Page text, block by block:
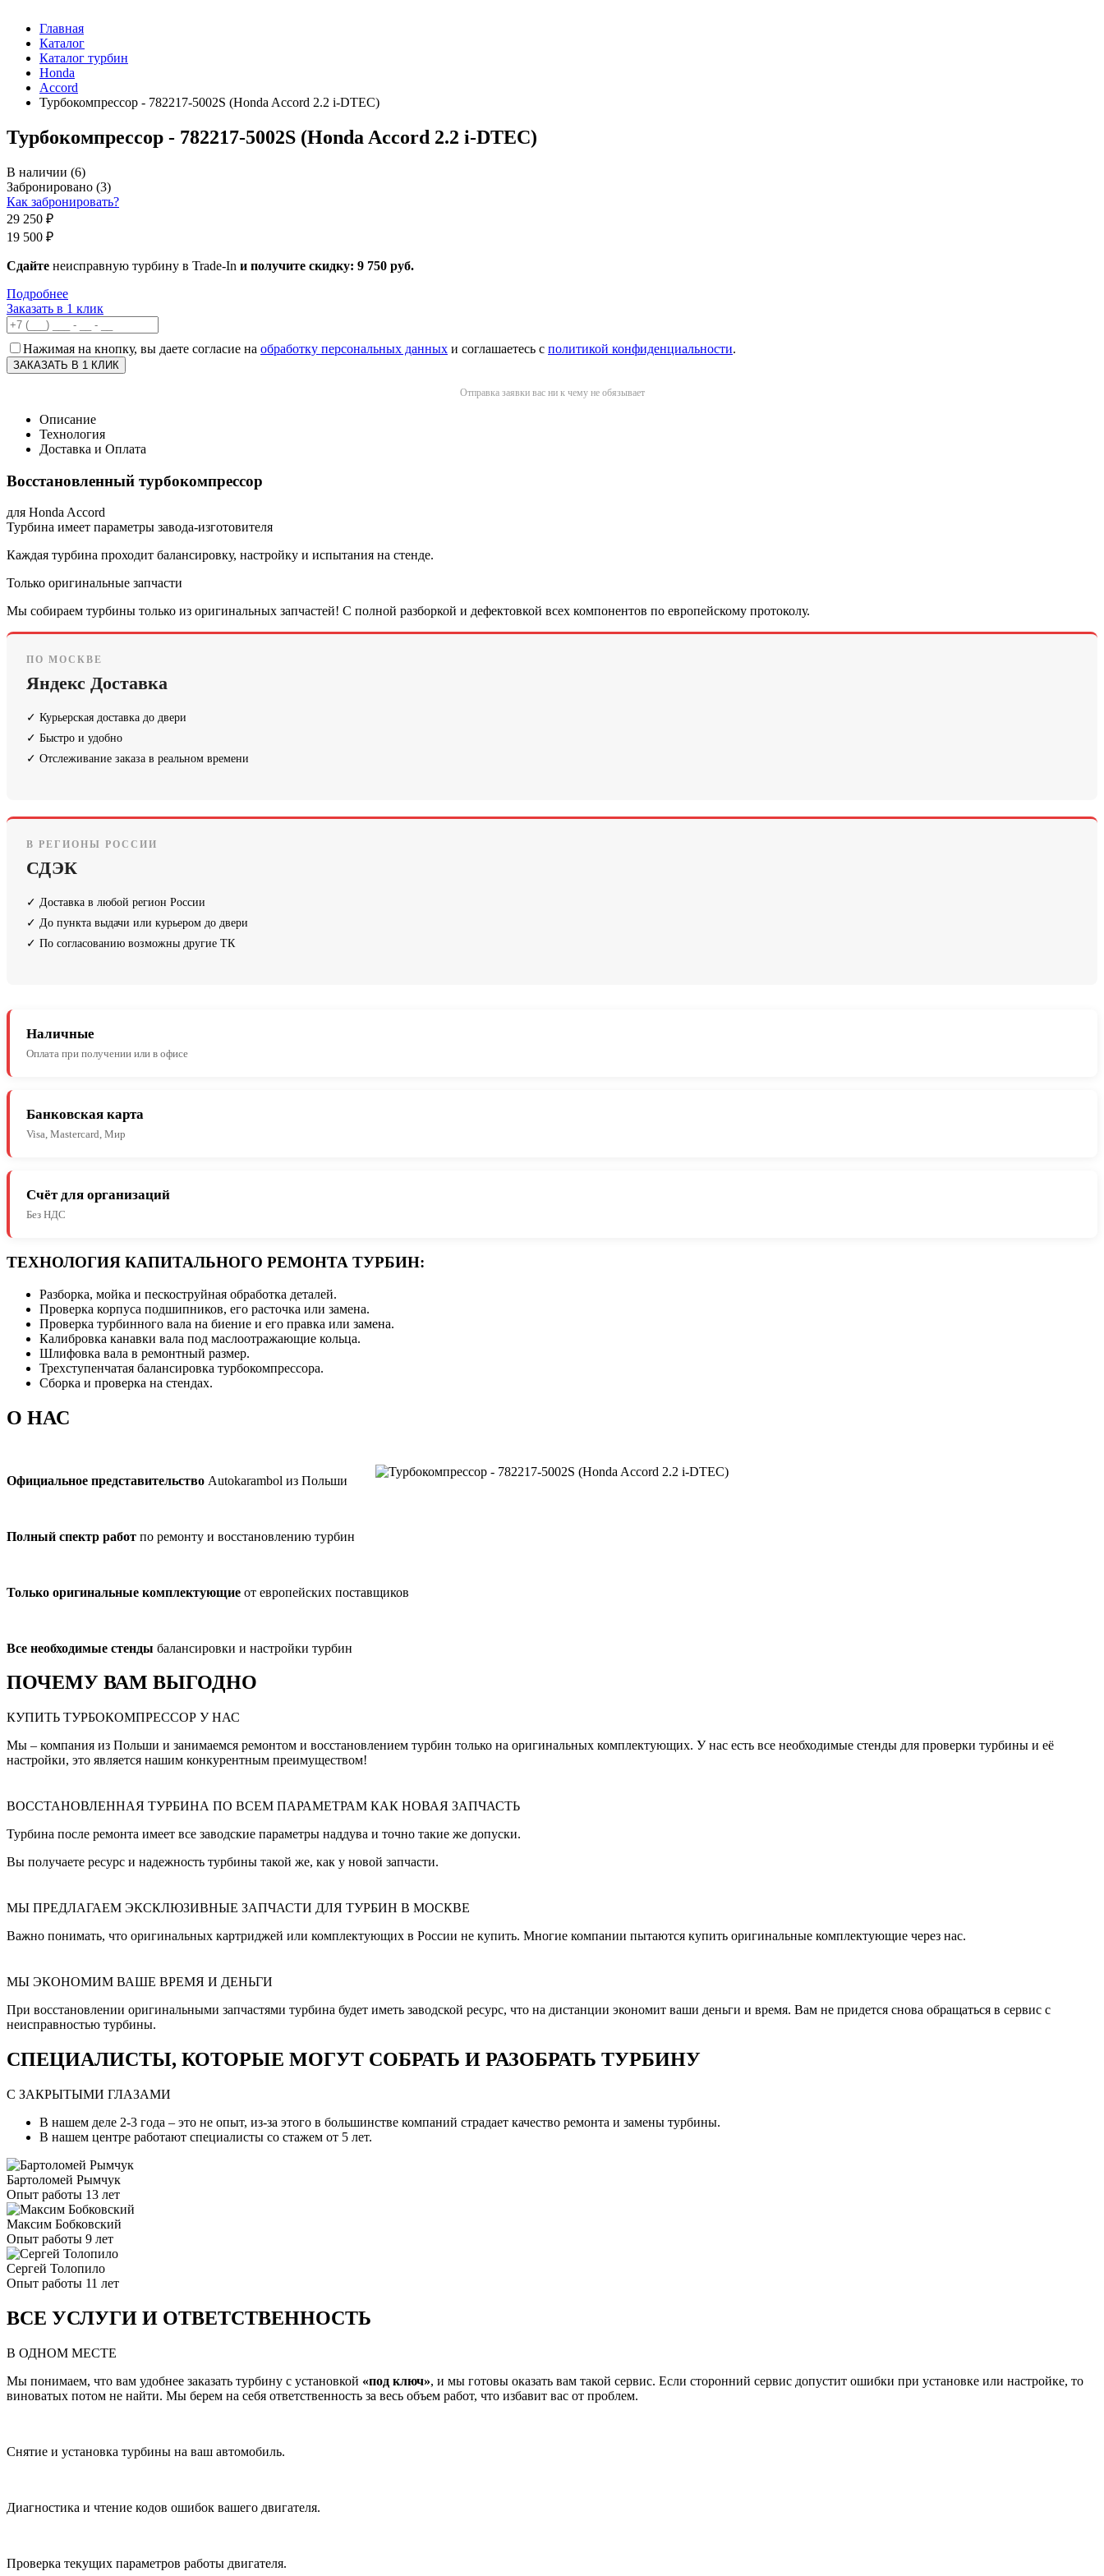
Главная
Каталог
Каталог турбин
Honda
Accord
Турбокомпрессор - 782217-5002S (Honda Accord 2.2 i-DTEC)
Турбокомпрессор - 782217-5002S (Honda Accord 2.2 i-DTEC)
В наличии (6)
Забронировано (3)
Как забронировать?
29 250 ₽
19 500 ₽
Сдайте неисправную турбину в Trade-In и получите скидку: 9 750 руб.
Подробнее
Заказать в 1 клик
Нажимая на кнопку, вы даете согласие на обработку персональных данных и соглашаетесь с политикой конфиденциальности.
Отправка заявки вас ни к чему не обязывает
Описание
Технология
Доставка и Оплата
Восстановленный турбокомпрессор
для Honda Accord
Турбина имеет параметры завода-изготовителя
Каждая турбина проходит балансировку, настройку и испытания на стенде.
Только оригинальные запчасти
Мы собираем турбины только из оригинальных запчастей! С полной разборкой и дефектовкой всех компонентов по европейскому протоколу.
ПО МОСКВЕ
Яндекс Доставка
✓ Курьерская доставка до двери
✓ Быстро и удобно
✓ Отслеживание заказа в реальном времени
В РЕГИОНЫ РОССИИ
СДЭК
✓ Доставка в любой регион России
✓ До пункта выдачи или курьером до двери
✓ По согласованию возможны другие ТК
Наличные
Оплата при получении или в офисе
Банковская карта
Visa, Mastercard, Мир
Счёт для организаций
Без НДС
ТЕХНОЛОГИЯ КАПИТАЛЬНОГО РЕМОНТА ТУРБИН:
Разборка, мойка и пескоструйная обработка деталей.
Проверка корпуса подшипников, его расточка или замена.
Проверка турбинного вала на биение и его правка или замена.
Калибровка канавки вала под маслоотражающие кольца.
Шлифовка вала в ремонтный размер.
Трехступенчатая балансировка турбокомпрессора.
Сборка и проверка на стендах.
О НАС
Официальное представительство Autokarambol из Польши
Полный спектр работ по ремонту и восстановлению турбин
Только оригинальные комплектующие от европейских поставщиков
Все необходимые стенды балансировки и настройки турбин
ПОЧЕМУ ВАМ ВЫГОДНО
КУПИТЬ ТУРБОКОМПРЕССОР У НАС
Мы – компания из Польши и занимаемся ремонтом и восстановлением турбин только на оригинальных комплектующих. У нас есть все необходимые стенды для проверки турбины и её
настройки, это является нашим конкурентным преимуществом!
ВОССТАНОВЛЕННАЯ ТУРБИНА ПО ВСЕМ ПАРАМЕТРАМ КАК НОВАЯ ЗАПЧАСТЬ
Турбина после ремонта имеет все заводские параметры наддува и точно такие же допуски.
Вы получаете ресурс и надежность турбины такой же, как у новой запчасти.
МЫ ПРЕДЛАГАЕМ ЭКСКЛЮЗИВНЫЕ ЗАПЧАСТИ ДЛЯ ТУРБИН В МОСКВЕ
Важно понимать, что оригинальных картриджей или комплектующих в России не купить. Многие компании пытаются купить оригинальные комплектующие через нас.
МЫ ЭКОНОМИМ ВАШЕ ВРЕМЯ И ДЕНЬГИ
При восстановлении оригинальными запчастями турбина будет иметь заводской ресурс, что на дистанции экономит ваши деньги и время. Вам не придется снова обращаться в сервис с
неисправностью турбины.
СПЕЦИАЛИСТЫ, КОТОРЫЕ МОГУТ СОБРАТЬ И РАЗОБРАТЬ ТУРБИНУ
С ЗАКРЫТЫМИ ГЛАЗАМИ
В нашем деле 2-3 года – это не опыт, из-за этого в большинстве компаний страдает качество ремонта и замены турбины.
В нашем центре работают специалисты со стажем от 5 лет.
Бартоломей Рымчук
Опыт работы 13 лет
Максим Бобковский
Опыт работы 9 лет
Сергей Толопило
Опыт работы 11 лет
ВСЕ УСЛУГИ И ОТВЕТСТВЕННОСТЬ
В ОДНОМ МЕСТЕ
Мы понимаем, что вам удобнее заказать турбину с установкой «под ключ», и мы готовы оказать вам такой сервис. Если сторонний сервис допустит ошибки при установке или настройке, то
виноватых потом не найти. Мы берем на себя ответственность за весь объем работ, что избавит вас от проблем.
Снятие и установка турбины на ваш автомобиль.
Диагностика и чтение кодов ошибок вашего двигателя.
Проверка текущих параметров работы двигателя.